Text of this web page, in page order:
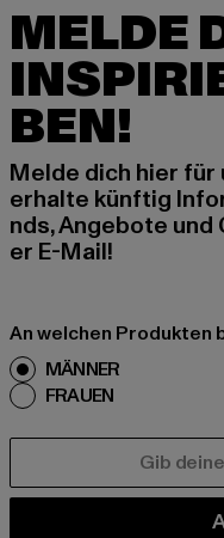
MELDE
BEN!
Melde dich hier
erhalte künftig
nds, Angebote
er E-Mail!
An welchen
MÄNNER
FRAUEN